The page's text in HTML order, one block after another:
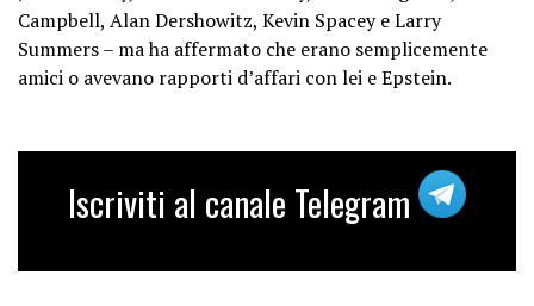
Campbell, Alan Dershowitz, Kevin Spacey e Larry
Summers – ma ha affermato che erano semplicemente
amici o avevano rapporti d’affari con lei e Epstein.
Iscriviti al canale Telegram